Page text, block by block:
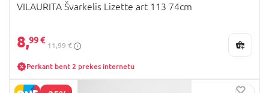
VILAURITA Švarkelis Lizette art 113 74cm
8,99 €
11,99 €
Perkant bent 2 prekes internetu